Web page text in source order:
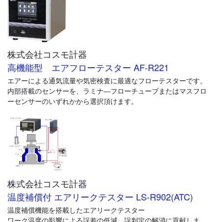
タッチパネル式カラー液晶を採用。メニュー画面のアイコン表示
は直観的で分かりやすく、難しいと言われている計測器の操作を
一新しました。誰でもすぐに使えるエアリークテスターです。
計測画面はシンプルな表示や詳細な表示、計測波形観測できる表
示まで状況に合わせ6種類の画面を用意しました。
LS-R902はさまざまな要求に応えることができる新型エアリーク
テスターです。
LS-R902：https://www.cosmo-k.co.jp/air-leaktester/ls-r902/
株式会社コスモ計器
高機能型 エアフローテスター AF-R221
エアーによる通気流量や気密検査に最適なフローテスターです。
内部搭載のセンサーを、ラミナ―フローチューブまたはマスフロ
ーセンサーのいずれかから選択頂けます。
株式会社コスモ計器
温度補償付 エアリークテスター LS-R902(ATC)
温度補償機能を搭載したエアリークテスター
ワーク温度の影響による誤差の低減、誤判定の解消に貢献しま